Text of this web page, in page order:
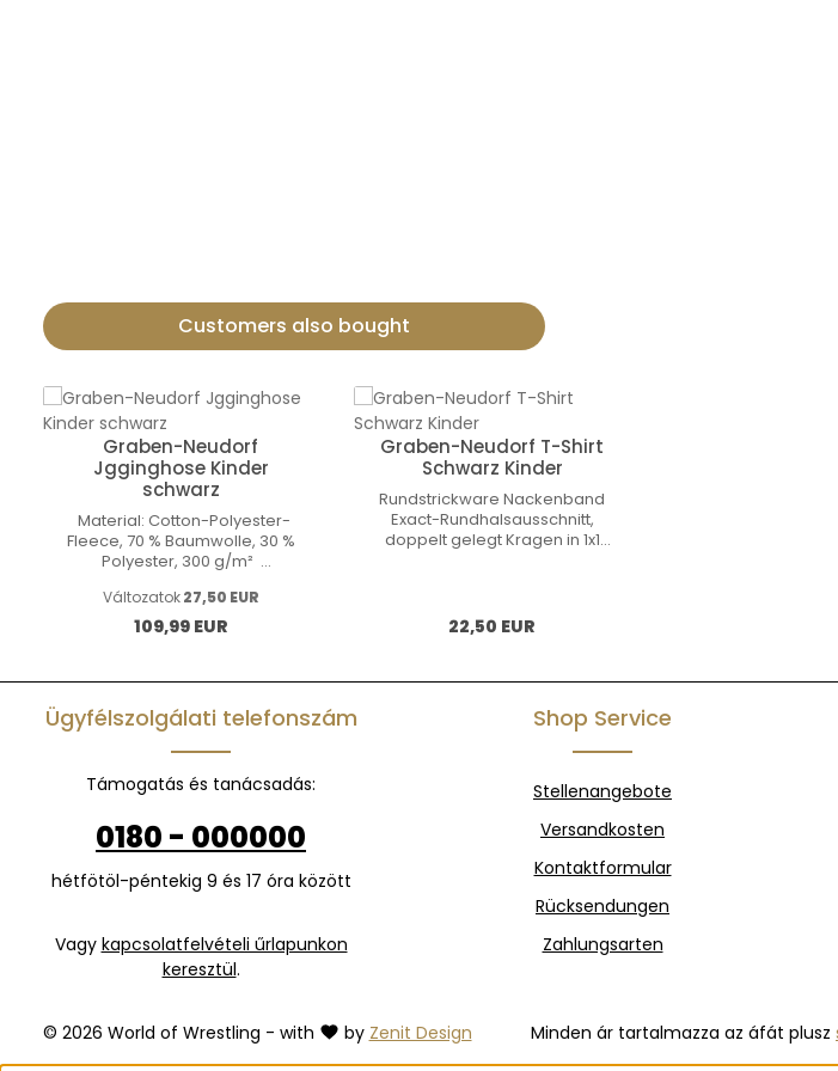
Customers also bought
Termékgaléria kihagyása
Graben-Neudorf
Jgginghose Kinder
schwarz
Material: Cotton-Polyester-
Fleece, 70 % Baumwolle, 30 %
Polyester, 300 g/m²
Gesäß | Elastischer Bund mit
Kordelzug
Változatok27,50 EUR
Normál ár:
109,99 EUR
Graben-Neudorf T-Shirt
Schwarz Kinder
Rundstrickware Nackenband
Exact-Rundhalsausschnitt,
doppelt gelegt Kragen in 1x1
Baumwolle
Normál ár:
22,50 EUR
Ügyfélszolgálati telefonszám
Támogatás és tanácsadás:
0180 - 000000
hétfötöl-péntekig 9 és 17 óra között
Vagy kapcsolatfelvételi űrlapunkon
keresztül.
Shop Service
Stellenangebote
Versandkosten
Kontaktformular
Rücksendungen
Zahlungsarten
© 2026 World of Wrestling - with by Zenit Design Minden ár tartalmazza az áfát plusz